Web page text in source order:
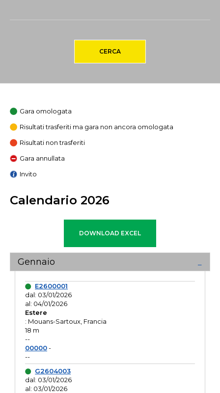
CERCA
Gara omologata
Risultati trasferiti ma gara non ancora omologata
Risultati non trasferiti
Gara annullata
Invito
Calendario 2026
Gennaio
E2600001
dal: 03/01/2026
al: 04/01/2026
Estere
: Mouans-Sartoux, Francia
18 m
--
00000-
--
G2604003
dal: 03/01/2026
al: 03/01/2026